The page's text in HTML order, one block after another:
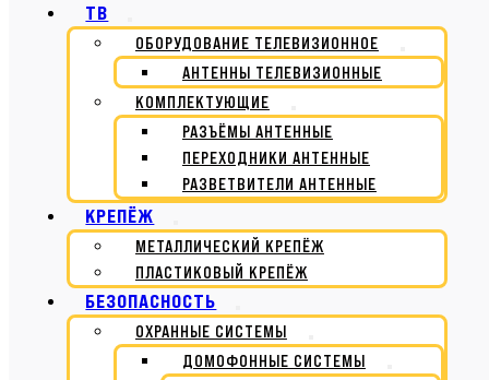
ТВ
ОБОРУДОВАНИЕ ТЕЛЕВИЗИОННОЕ
АНТЕННЫ ТЕЛЕВИЗИОННЫЕ
КОМПЛЕКТУЮЩИЕ
РАЗЪЁМЫ АНТЕННЫЕ
ПЕРЕХОДНИКИ АНТЕННЫЕ
РАЗВЕТВИТЕЛИ АНТЕННЫЕ
КРЕПЁЖ
МЕТАЛЛИЧЕСКИЙ КРЕПЁЖ
ПЛАСТИКОВЫЙ КРЕПЁЖ
БЕЗОПАСНОСТЬ
ОХРАННЫЕ СИСТЕМЫ
ДОМОФОННЫЕ СИСТЕМЫ